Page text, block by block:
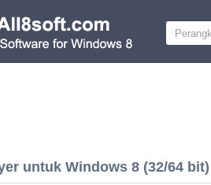
untuk Windows 8 (32/64 bit)